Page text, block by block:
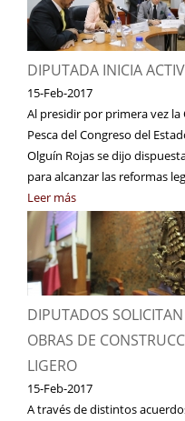
DIPUTADA INICIA
15-Feb-2017
Al presidir por primera vez
Pesca del Congreso del
Olguín Rojas se dijo
para alcanzar las reformas
Leer más
DIPUTADOS
OBRAS DE
LIGERO
15-Feb-2017
A través de distintos